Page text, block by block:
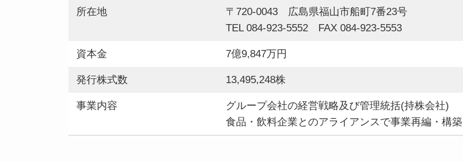
所在地
〒720-0043 広島県福山市船町7番23号
TEL 084-923-5552 FAX 084-923-5553
資本金 7億9,847万円
発行株式数 13,495,248株
事業内容
グループ会社の経営戦略及び管理統括(持株会社)
食品・飲料企業とのアライアンスで事業再編・構築